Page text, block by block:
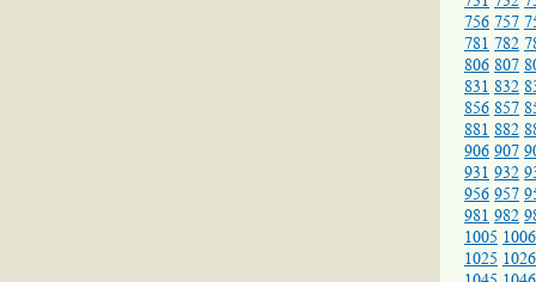
756 757
781 782
806 807
831 832
856 857
881 882
906 907
931 932
956 957
981 982
1005 1006
1025 1026